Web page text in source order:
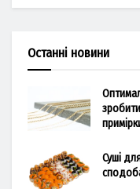
Останні новини
Суші